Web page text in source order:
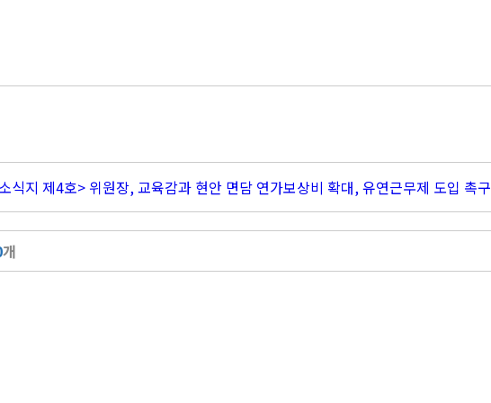
식지 제4호> 위원장, 교육감과 현안 면담 연가보상비 확대, 유연근무제 도입 촉구
개